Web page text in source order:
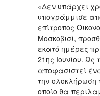
«Δεν υπάρχει
υπογράμμισε
επίτροπος
Μοσκοβισί,
εκατό ημέρες
21ης Ιουνίου.
αποφασιστεί
την ολοκλήρωση
οποίο θα